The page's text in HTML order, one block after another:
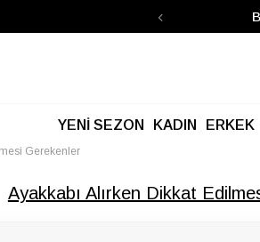
YENİ SEZON KADIN ERKEK
Gerekenler
Ayakkabı Alırken Dikkat